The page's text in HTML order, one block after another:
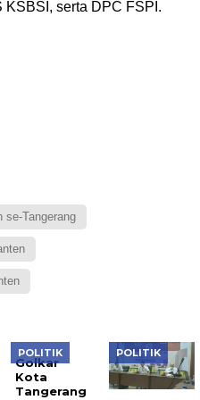
serta DPC FSPI.
se-Tangerang
POLITIK
Golkar
Kota
Tangerang
POLITIK